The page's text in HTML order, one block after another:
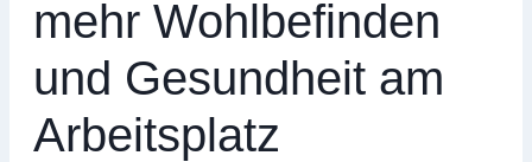
mehr Wohlbefinden
und Gesundheit am
Arbeitsplatz